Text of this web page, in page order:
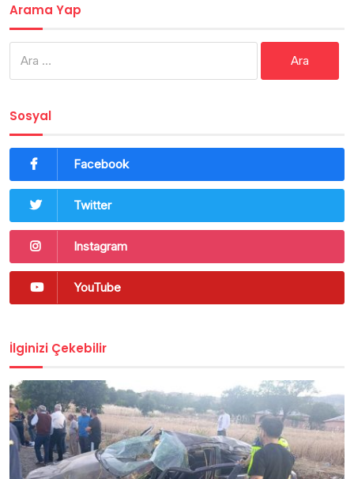
Arama Yap
Sosyal
Facebook
Twitter
Instagram
YouTube
İlginizi Çekebilir